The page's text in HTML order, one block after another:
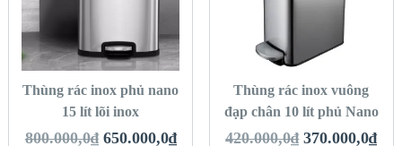
VIEW DETAILS
THÊM VÀO GIỎ
HÀNG
Thùng rác inox phủ nano
15 lít lõi inox
800.000,0₫ 650.000,0₫
VIEW DETAILS
THÊM VÀO GIỎ
HÀNG
Thùng rác inox vuông
đạp chân 10 lít phủ Nano
420.000,0₫ 370.000,0₫